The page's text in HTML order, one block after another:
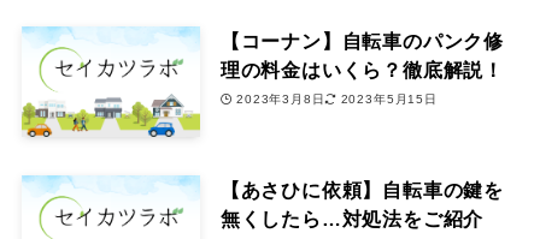
【コーナン】自転車のパンク修
理の料金はいくら？徹底解説！
2023年3月8日 2023年5月15日
【あさひに依頼】自転車の鍵を
無くしたら…対処法をご紹介